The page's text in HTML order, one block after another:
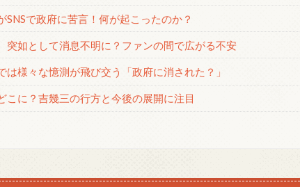
SNSで政府に苦言！何が起こったのか？
突如として消息不明に？ファンの間で広がる不安
は様々な憶測が飛び交う「政府に消された？」
こに？吉幾三の行方と今後の展開に注目